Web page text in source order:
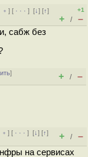
] [ · · ·][↓] [↑]
+1
+ / –
сабж без
]
+ / –
] [ · · ·][↓] [↑]
+ / –
на сервисах